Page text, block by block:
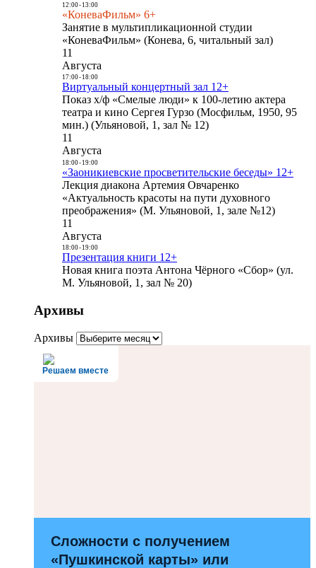
12:00- 13:00
«КоневаФильм» 6+
Занятие в мультипликационной студии
«КоневаФильм» (Конева, 6, читальный зал)
11
Августа
17:00- 18:00
Виртуальный концертный зал 12+
Показ х/ф «Смелые люди» к 100-летию актера
театра и кино Сергея Гурзо (Мосфильм, 1950, 95
мин.) (Ульяновой, 1, зал № 12)
11
Августа
18:00- 19:00
«Заоникиевские просветительские беседы» 12+
Лекция диакона Артемия Овчаренко
«Актуальность красоты на пути духовного
преображения» (М. Ульяновой, 1, зале №12)
11
Августа
18:00- 19:00
Презентация книги 12+
Новая книга поэта Антона Чёрного «Сбор» (ул.
М. Ульяновой, 1, зал № 20)
Архивы
Архивы
Решаем вместе
Сложности с получением
«Пушкинской карты» или